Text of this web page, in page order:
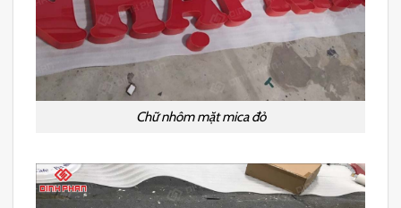
Chữ nhôm mặt mica đỏ